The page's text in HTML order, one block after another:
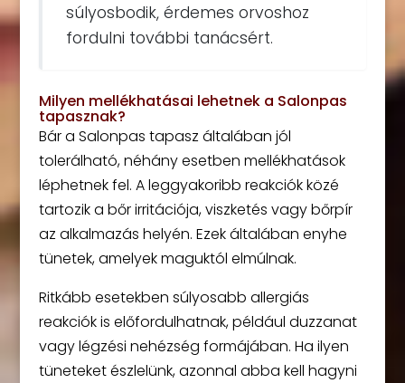
súlyosbodik, érdemes orvoshoz
fordulni további tanácsért.
Milyen mellékhatásai lehetnek a Salonpas
tapasznak?
Bár a Salonpas tapasz általában jól
tolerálható, néhány esetben mellékhatások
léphetnek fel. A leggyakoribb reakciók közé
tartozik a bőr irritációja, viszketés vagy bőrpír
az alkalmazás helyén. Ezek általában enyhe
tünetek, amelyek maguktól elmúlnak.
Ritkább esetekben súlyosabb allergiás
reakciók is előfordulhatnak, például duzzanat
vagy légzési nehézség formájában. Ha ilyen
tüneteket észlelünk, azonnal abba kell hagyni